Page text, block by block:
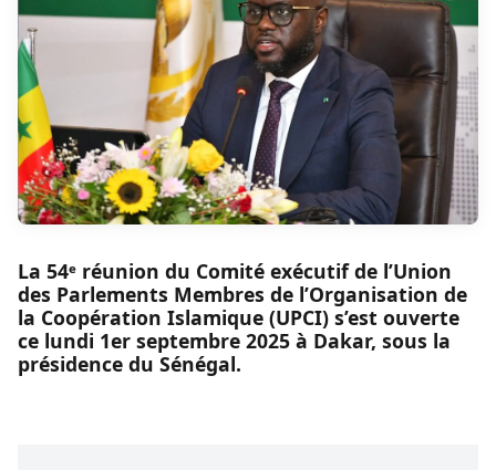
La 54ᵉ réunion du Comité exécutif de l’Union
des Parlements Membres de l’Organisation de
la Coopération Islamique (UPCI) s’est ouverte
ce lundi 1er septembre 2025 à Dakar, sous la
présidence du Sénégal.